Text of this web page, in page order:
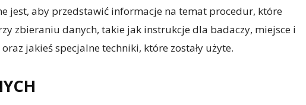
jest, aby przedstawić informacje na temat procedur, które
zbieraniu danych, takie jak instrukcje dla badaczy, miejsce i
jakieś specjalne techniki, które zostały użyte.